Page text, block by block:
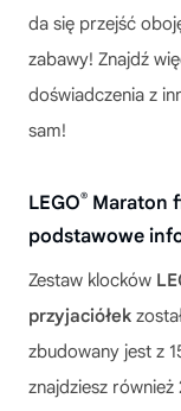
da się przejść
zabawy! Znajdź
doświadczenia z
sam!
LEGO® Maraton
podstawowe
Zestaw klocków
przyjaciółek
zbudowany jest z
znajdziesz